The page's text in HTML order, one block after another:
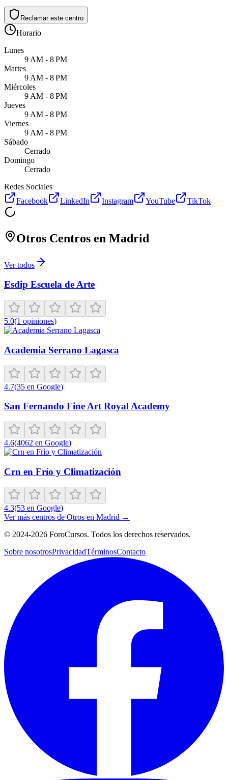
Reclamar este centro
Horario
Lunes
9 AM - 8 PM
Martes
9 AM - 8 PM
Miércoles
9 AM - 8 PM
Jueves
9 AM - 8 PM
Viernes
9 AM - 8 PM
Sábado
Cerrado
Domingo
Cerrado
Redes Sociales
Facebook
LinkedIn Instagram YouTube TikTok
Otros Centros en Madrid
Ver todos
Esdip Escuela de Arte
5.0(1 opiniones)
Academia Serrano Lagasca
4.7(35 en Google)
San Fernando Fine Art Royal Academy
4.6(4062 en Google)
Crn en Frío y Climatización
4.3(53 en Google)
Ver más centros de Otros en Madrid →
© 2024-2026 ForoCursos. Todos los derechos reservados.
Sobre nosotrosPrivacidadTérminosContacto